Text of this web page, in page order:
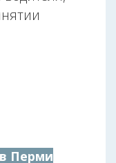
Перми